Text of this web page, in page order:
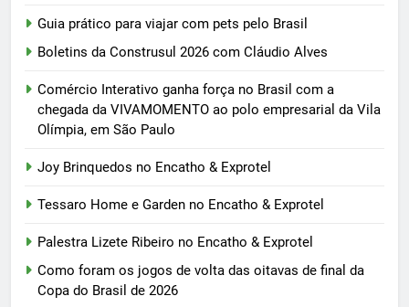
Guia prático para viajar com pets pelo Brasil
Boletins da Construsul 2026 com Cláudio Alves
Comércio Interativo ganha força no Brasil com a
chegada da VIVAMOMENTO ao polo empresarial da Vila
Olímpia, em São Paulo
Joy Brinquedos no Encatho & Exprotel
Tessaro Home e Garden no Encatho & Exprotel
Palestra Lizete Ribeiro no Encatho & Exprotel
Como foram os jogos de volta das oitavas de final da
Copa do Brasil de 2026